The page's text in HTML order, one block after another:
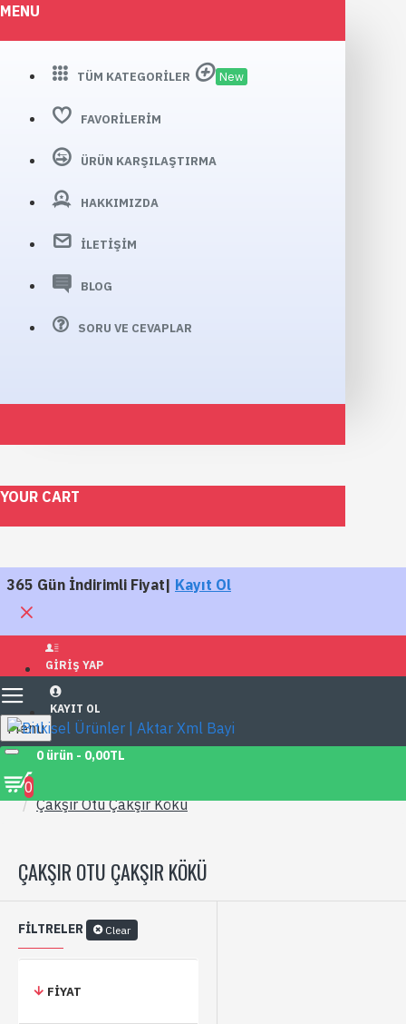
MENU
TÜM KATEGORILER New
FAVORILERIM
ÜRÜN KARŞILAŞTIRMA
HAKKIMIZDA
İLETIŞIM
BLOG
SORU VE CEVAPLAR
YOUR CART
365 Gün İndirimli Fiyat| Kayıt Ol
GIRIŞ YAP
KAYIT OL
Menu
0 ürün - 0,00TL
0
Çakşır Otu Çakşır Kökü
ÇAKŞIR OTU ÇAKŞIR KÖKÜ
FILTRELER Clear
FIYAT